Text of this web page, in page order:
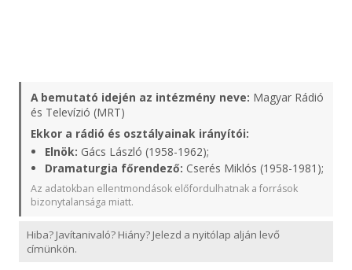
A bemutató idején az intézmény neve: Magyar Rádió
és Televízió (MRT)
Ekkor a rádió és osztályainak irányítói:
Elnök: Gács László (1958-1962);
Dramaturgia főrendező: Cserés Miklós (1958-1981);
Az adatokban ellentmondások előfordulhatnak a források
bizonytalansága miatt.
Hiba? Javítanivaló? Hiány? Jelezd a nyitólap alján levő
címünkön.